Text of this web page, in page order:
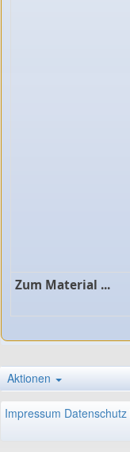
Zum Material ...
Aktionen
Impressum Datenschutz